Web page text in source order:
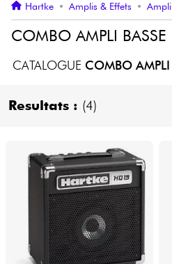
Guitares & Basses
Amplis & Effets
Claviers & Pianos
Home Studio
Casques
Micros & HF
Hartke • Amplis & Effets •
COMBO AMPLI BASSE
CATALOGUE COMBO AMPLI
Resultats : (4)